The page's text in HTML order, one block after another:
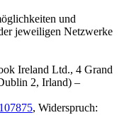
und
jeweiligen Netzwerke
Ireland Ltd., 4 Grand
2, Irland) –
, Widerspruch: